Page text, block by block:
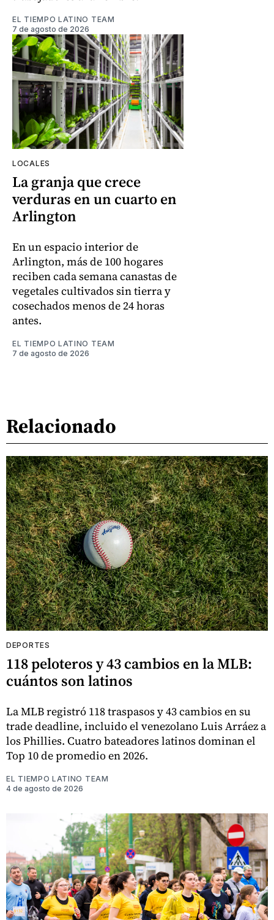
EL TIEMPO LATINO TEAM
7 de agosto de 2026
LOCALES
La granja que crece
verduras en un cuarto en
Arlington
En un espacio interior de
Arlington, más de 100 hogares
reciben cada semana canastas de
vegetales cultivados sin tierra y
cosechados menos de 24 horas
antes.
EL TIEMPO LATINO TEAM
7 de agosto de 2026
Relacionado
DEPORTES
118 peloteros y 43 cambios en la MLB:
cuántos son latinos
La MLB registró 118 traspasos y 43 cambios en su
trade deadline, incluido el venezolano Luis Arráez a
los Phillies. Cuatro bateadores latinos dominan el
Top 10 de promedio en 2026.
EL TIEMPO LATINO TEAM
4 de agosto de 2026